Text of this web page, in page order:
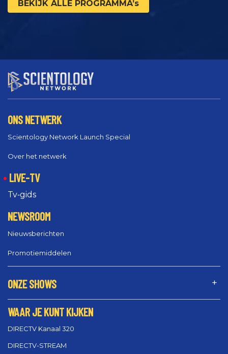
BEKIJK ALLE PROGRAMMA’s
ONS NETWERK
Scientology Network Launch Special
Over het netwerk
LIVE-TV
Tv‑gids
NEWSROOM
Nieuwsberichten
Promotiemiddelen
ONZE SHOWS
WAAR JE KUNT KIJKEN
DIRECTV Kanaal 320
DIRECTV-STREAM